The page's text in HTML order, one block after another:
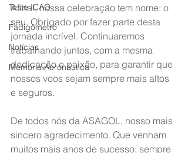
Teste ICAO
Fadigômetro
Notícias
Memória Aeronáutica
Afinal, nossa celebração tem nome: o
seu. Obrigado por fazer parte desta
jornada incrível. Continuaremos
trabalhando juntos, com a mesma
dedicação e paixão, para garantir que
nossos voos sejam sempre mais altos
e seguros.
De todos nós da ASAGOL, nosso mais
sincero agradecimento. Que venham
muitos mais anos de sucesso, sempre